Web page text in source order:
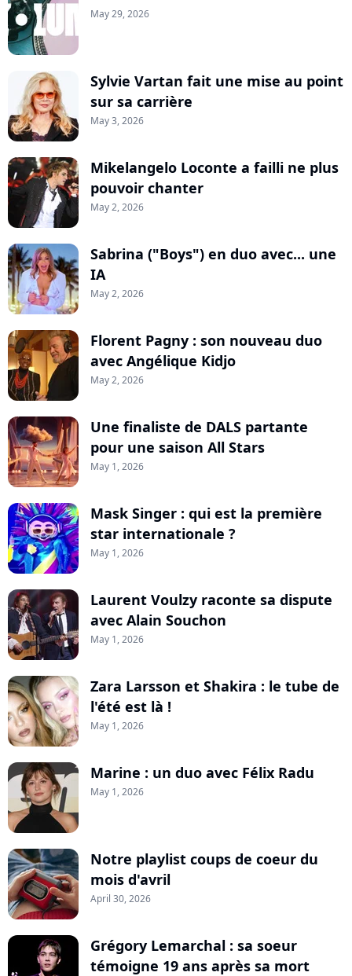
May 29, 2026
Sylvie Vartan fait une mise au point
sur sa carrière
May 3, 2026
Mikelangelo Loconte a failli ne plus
pouvoir chanter
May 2, 2026
Sabrina ("Boys") en duo avec... une
IA
May 2, 2026
Florent Pagny : son nouveau duo
avec Angélique Kidjo
May 2, 2026
Une finaliste de DALS partante
pour une saison All Stars
May 1, 2026
Mask Singer : qui est la première
star internationale ?
May 1, 2026
Laurent Voulzy raconte sa dispute
avec Alain Souchon
May 1, 2026
Zara Larsson et Shakira : le tube de
l'été est là !
May 1, 2026
Marine : un duo avec Félix Radu
May 1, 2026
Notre playlist coups de coeur du
mois d'avril
April 30, 2026
Grégory Lemarchal : sa soeur
témoigne 19 ans après sa mort